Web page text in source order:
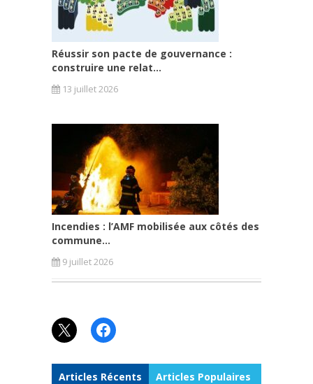
Réussir son pacte de gouvernance :
construire une relat...
13 juillet 2026
Incendies : l’AMF mobilisée aux côtés des
commune...
9 juillet 2026
X Facebook
Articles Récents Articles Populaires